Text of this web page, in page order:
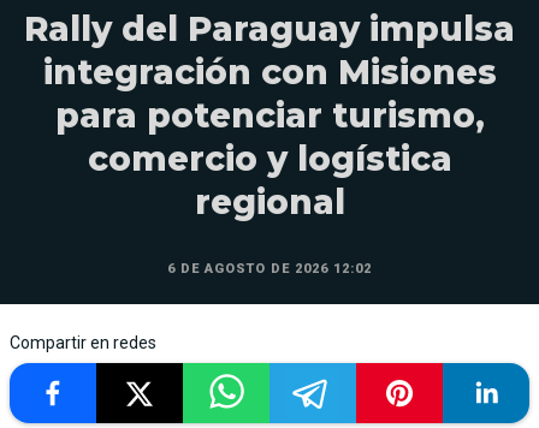
Rally del Paraguay impulsa
integración con Misiones
para potenciar turismo,
comercio y logística
regional
6 DE AGOSTO DE 2026 12:02
Compartir en redes